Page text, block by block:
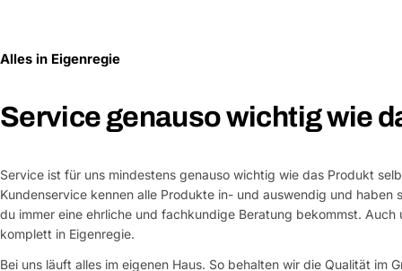
Alles in Eigenregie
Service genauso wichtig wie
Service ist für uns mindestens genauso wichtig wie das Produkt
Kundenservice kennen alle Produkte in- und auswendig und haben
du immer eine ehrliche und fachkundige Beratung bekommst. Auch
komplett in Eigenregie.
Bei uns läuft alles im eigenen Haus. So behalten wir die Qualität im